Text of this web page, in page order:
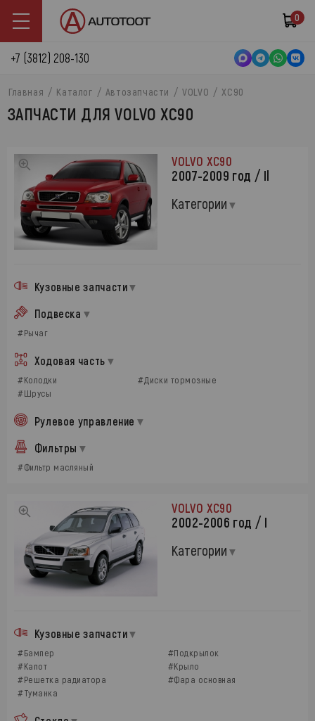
0
+7 (3812) 208-130
Главная Каталог Автозапчасти VOLVO XC90
ЗАПЧАСТИ ДЛЯ VOLVO XC90
VOLVO XC90
2007-2009 год / Il
Категории
Кузовные запчасти
Подвеска
#Рычаг
Ходовая часть
#Колодки
#Диски тормозные
#Шрусы
Рулевое управление
Фильтры
#Фильтр масляный
VOLVO XC90
2002-2006 год / I
Категории
Кузовные запчасти
#Бампер
#Подкрылок
#Капот
#Крыло
#Решетка радиатора
#Фара основная
#Туманка